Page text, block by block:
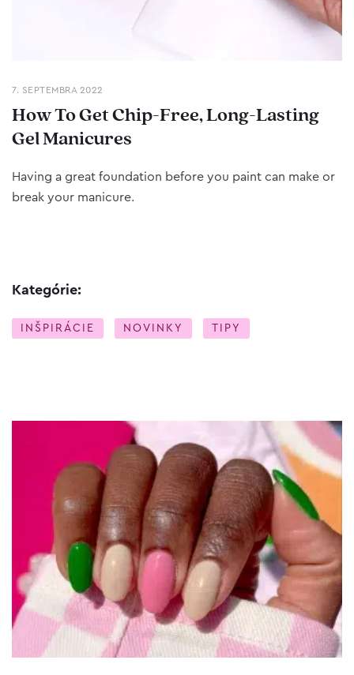
7. SEPTEMBRA 2022
How To Get Chip-Free, Long-Lasting
Gel Manicures
Having a great foundation before you paint can make or
break your manicure.
Kategórie:
INŠPIRÁCIE NOVINKY TIPY